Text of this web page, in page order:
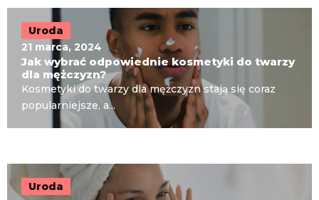
Uroda
21 marca, 2024
Jak wybrać odpowiednie kosmetyki do twarzy
dla mężczyzn?
Kosmetyki do twarzy dla mężczyzn stają się coraz
popularniejsze, a...
Uroda